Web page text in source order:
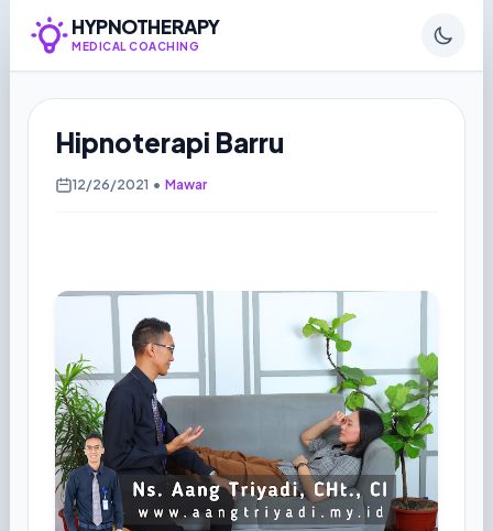
HYPNOTHERAPY
MEDICAL COACHING
Hipnoterapi Barru
12/26/2021 • Mawar